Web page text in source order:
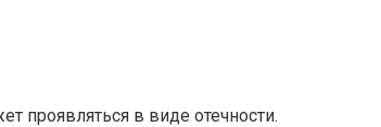
проявляться в виде отечности.